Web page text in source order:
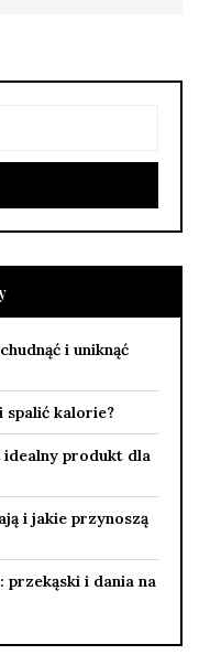
i uniknąć
spalić kalorie?
idealny produkt dla
i jakie przynoszą
przekąski i dania na